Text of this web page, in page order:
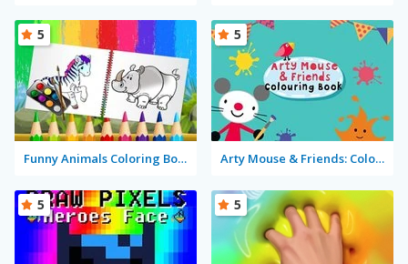
Funny Animals Coloring Book
5
Arty Mouse & Friends: Coloring Book
5
5 5